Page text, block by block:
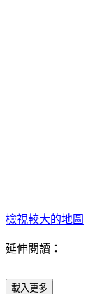
檢視較大的地圖
延伸閱讀：
載入更多